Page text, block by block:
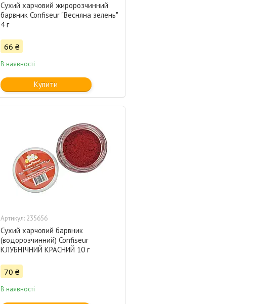
Сухий харчовий жиророзчинний
барвник Confiseur "Весняна зелень"
4 г
66 ₴
В наявності
Купити
235656
Сухий харчовий барвник
(водорозчинний) Confiseur
КЛУБНІЧНИЙ КРАСНИЙ 10 г
70 ₴
В наявності